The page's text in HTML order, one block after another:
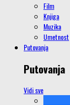
Film
Knjiga
Muzika
Umetnost
Putovanja
Putovanja
Vidi sve